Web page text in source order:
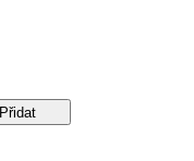
Přidat